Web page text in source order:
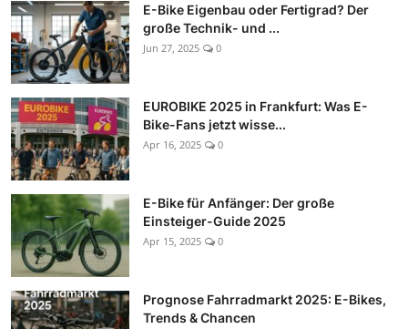
E-Bike Eigenbau oder Fertigrad? Der
große Technik- und ...
Jun 27, 2025 0
EUROBIKE 2025 in Frankfurt: Was E-
Bike-Fans jetzt wisse...
Apr 16, 2025 0
E-Bike für Anfänger: Der große
Einsteiger-Guide 2025
Apr 15, 2025 0
Prognose Fahrradmarkt 2025: E-Bikes,
Trends & Chancen